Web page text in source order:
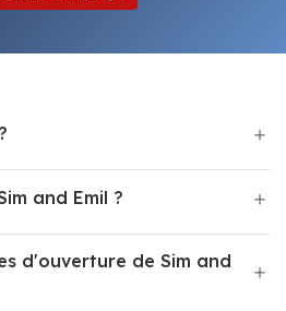
and Emil ?
d'ouverture de Sim and